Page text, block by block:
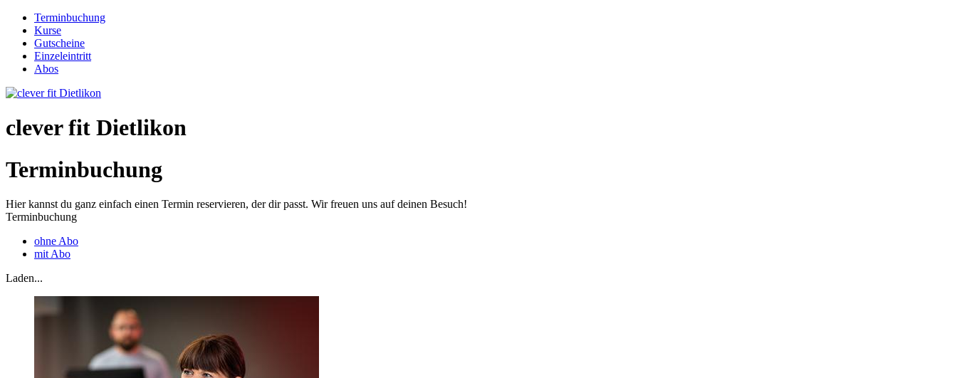
Terminbuchung
Kurse
Gutscheine
Einzeleintritt
Abos
clever fit Dietlikon
Terminbuchung
Hier kannst du ganz einfach einen Termin reservieren, der dir passt. Wir freuen uns auf deinen Besuch!
Terminbuchung
ohne Abo
mit Abo
Laden...